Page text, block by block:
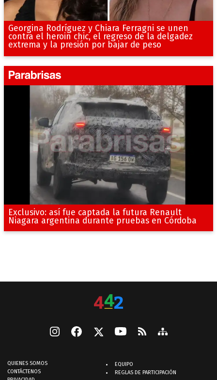
Georgina Rodríguez y Chiara Ferragni se unen
contra el heroin chic, el regreso de la delgadez
extrema y la presión por bajar de peso
Exclusivo: así fue captada la futura Renault
Niagara argentina durante pruebas en Córdoba
QUIENES SOMOS
CONTÁCTENOS
EQUIPO
REGLAS DE PARTICIPACIÓN